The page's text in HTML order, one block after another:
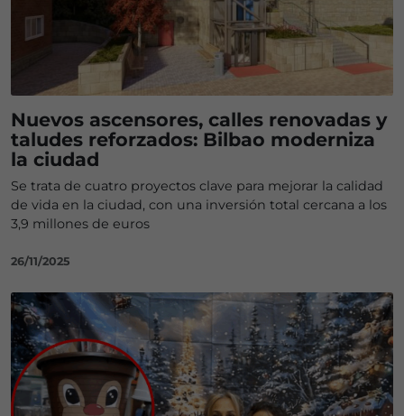
Nuevos ascensores, calles renovadas y
taludes reforzados: Bilbao moderniza
la ciudad
Se trata de cuatro proyectos clave para mejorar la calidad
de vida en la ciudad, con una inversión total cercana a los
3,9 millones de euros
26/11/2025